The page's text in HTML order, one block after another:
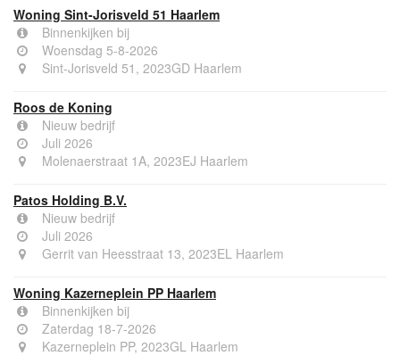
Woning Sint-Jorisveld 51 Haarlem
Binnenkijken bij
Woensdag 5-8-2026
Sint-Jorisveld 51, 2023GD Haarlem
Roos de Koning
Nieuw bedrijf
Juli 2026
Molenaerstraat 1A, 2023EJ Haarlem
Patos Holding B.V.
Nieuw bedrijf
Juli 2026
Gerrit van Heesstraat 13, 2023EL Haarlem
Woning Kazerneplein PP Haarlem
Binnenkijken bij
Zaterdag 18-7-2026
Kazerneplein PP, 2023GL Haarlem